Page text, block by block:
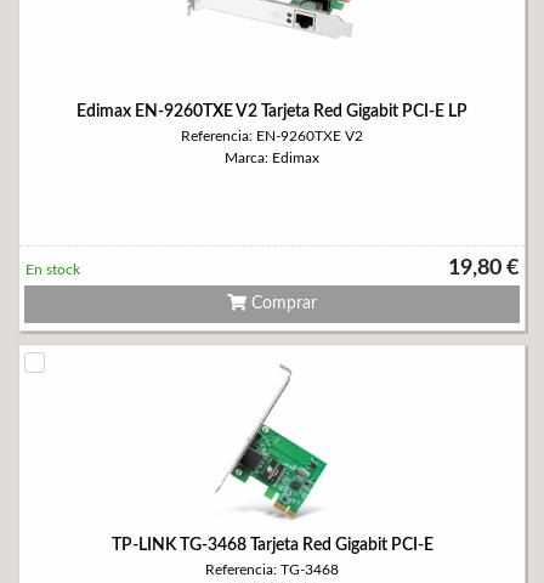
Edimax EN-9260TXE V2 Tarjeta Red Gigabit PCI-E LP
Referencia: EN-9260TXE V2
Marca: Edimax
19,80 €
En stock
Comprar
TP-LINK TG-3468 Tarjeta Red Gigabit PCI-E
Referencia: TG-3468